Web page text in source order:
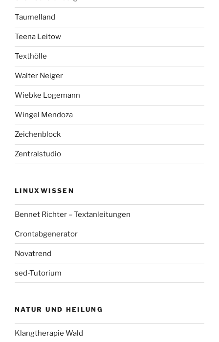
Taumelland
Teena Leitow
Texthölle
Walter Neiger
Wiebke Logemann
Wingel Mendoza
Zeichenblock
Zentralstudio
LINUXWISSEN
Bennet Richter – Textanleitungen
Crontabgenerator
Novatrend
sed-Tutorium
NATUR UND HEILUNG
Klangtherapie Wald